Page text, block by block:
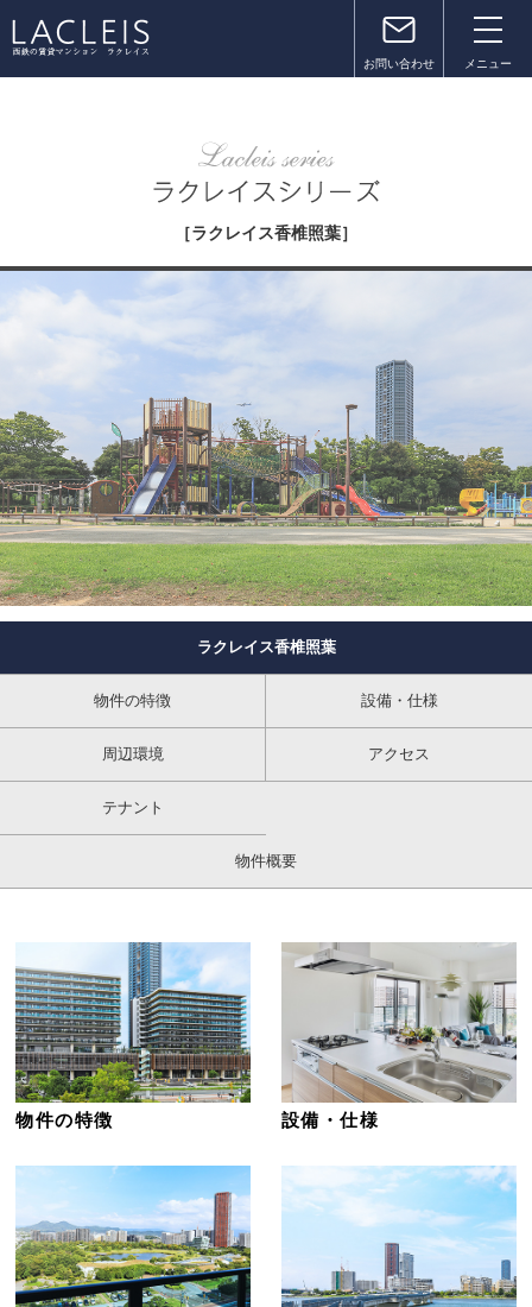
お問い合わせ メニュー
［ラクレイス香椎照葉］
ラクレイス香椎照葉
物件の特徴 設備・仕様
周辺環境 アクセス
テナント
物件概要
物件の特徴 設備・仕様